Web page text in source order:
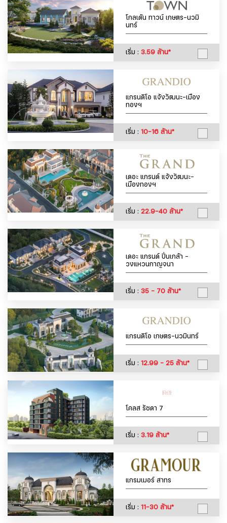
โกลเด้น ทาวน์ เกษตร-นวมิ
นทร์
เริ่ม : 3.59 ล้าน*
แกรนดิโอ แจ้งวัฒนะ-เมือง
ทองฯ
เริ่ม : 10-16 ล้าน*
เดอะ แกรนด์ แจ้งวัฒนะ-
เมืองทองฯ
เริ่ม : 22.9-40 ล้าน*
เดอะ แกรนด์ ปิ่นเกล้า -
วงแหวนกาญจนา
เริ่ม : 35 - 70 ล้าน*
แกรนดิโอ เกษตร-นวมินทร์
เริ่ม : 12.99 - 25 ล้าน*
โคลส รัชดา 7
เริ่ม : 3.19 ล้าน*
แกรมเมอร์ สาทร
เริ่ม : 11-30 ล้าน*